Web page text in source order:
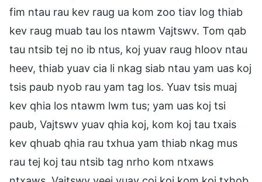
fim ntau rau kev raug ua kom zoo tiav log thiab
kev raug muab tau los ntawm Vajtswv. Tom qab
tau ntsib tej no ib ntus, koj yuav raug hloov ntau
heev, thiab yuav cia li nkag siab ntau yam uas koj
tsis paub nyob rau yam tag los. Yuav tsis muaj
kev qhia los ntawm lwm tus; yam uas koj tsi
paub, Vajtswv yuav qhia koj, kom koj tau txais
kev qhuab qhia rau txhua yam thiab nkag mus
rau tej koj tau ntsib tag nrho kom ntxaws